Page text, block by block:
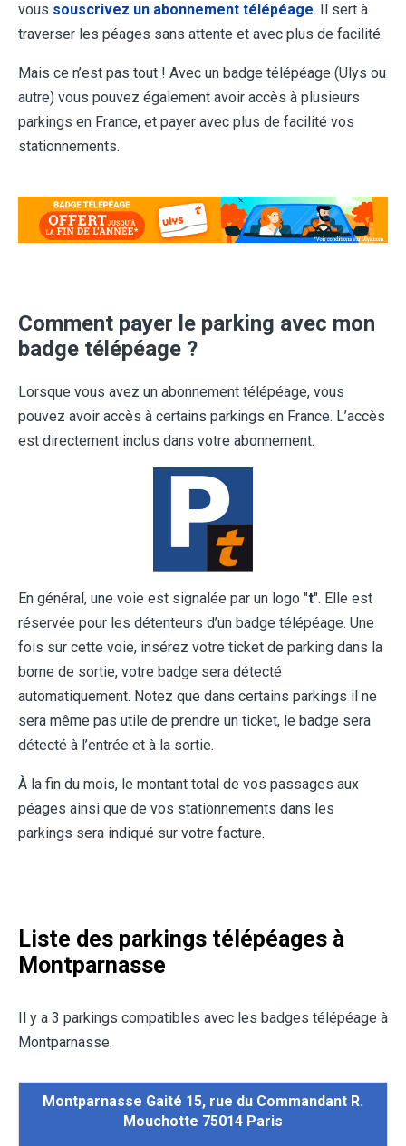
vous souscrivez un abonnement télépéage. Il sert à
traverser les péages sans attente et avec plus de facilité.
Mais ce n’est pas tout ! Avec un badge télépéage (Ulys ou
autre) vous pouvez également avoir accès à plusieurs
parkings en France, et payer avec plus de facilité vos
stationnements.
Comment payer le parking avec mon
badge télépéage ?
Lorsque vous avez un abonnement télépéage, vous
pouvez avoir accès à certains parkings en France. L’accès
est directement inclus dans votre abonnement.
En général, une voie est signalée par un logo "t". Elle est
réservée pour les détenteurs d’un badge télépéage. Une
fois sur cette voie, insérez votre ticket de parking dans la
borne de sortie, votre badge sera détecté
automatiquement. Notez que dans certains parkings il ne
sera même pas utile de prendre un ticket, le badge sera
détecté à l’entrée et à la sortie.
À la fin du mois, le montant total de vos passages aux
péages ainsi que de vos stationnements dans les
parkings sera indiqué sur votre facture.
Liste des parkings télépéages à
Montparnasse
Il y a 3 parkings compatibles avec les badges télépéage à
Montparnasse.
Montparnasse Gaité 15, rue du Commandant R.
Mouchotte 75014 Paris